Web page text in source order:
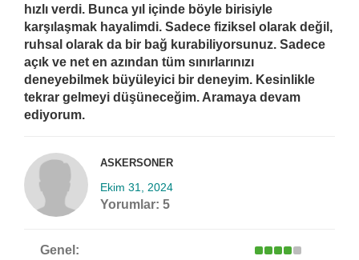
hızlı verdi. Bunca yıl içinde böyle birisiyle
karşılaşmak hayalimdi. Sadece fiziksel olarak değil,
ruhsal olarak da bir bağ kurabiliyorsunuz. Sadece
açık ve net en azından tüm sınırlarınızı
deneyebilmek büyüleyici bir deneyim. Kesinlikle
tekrar gelmeyi düşüneceğim. Aramaya devam
ediyorum.
ASKERSONER
Ekim 31, 2024
Yorumlar: 5
Genel: